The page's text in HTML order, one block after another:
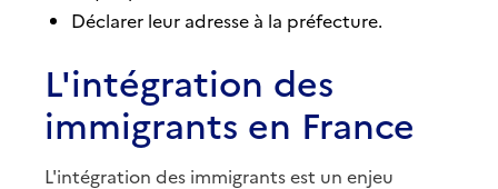
Déclarer leur adresse à la préfecture.
L'intégration des
immigrants en France
L'intégration des immigrants est un enjeu